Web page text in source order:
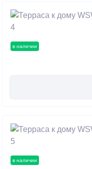
в наличии
в наличии